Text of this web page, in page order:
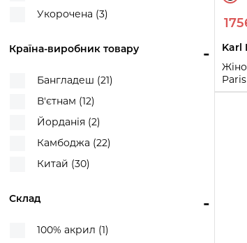
Укорочена (3)
-
Країна-виробник товару
Бангладеш (21)
В'єтнам (12)
Йорданія (2)
Камбоджа (22)
Китай (30)
-
Склад
100% акрил (1)
Karl